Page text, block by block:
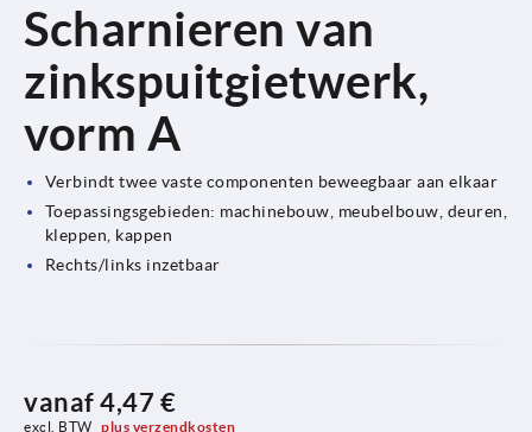
Scharnieren van
zinkspuitgietwerk,
vorm A
Verbindt twee vaste componenten beweegbaar aan elkaar
Toepassingsgebieden: machinebouw, meubelbouw, deuren,
kleppen, kappen
Rechts/links inzetbaar
vanaf 4,47 €
excl. BTW plus verzendkosten